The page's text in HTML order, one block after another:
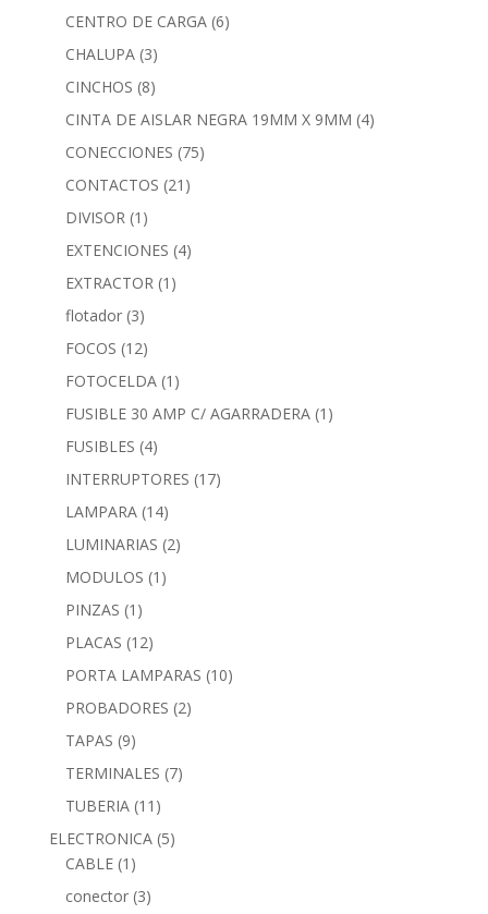
CENTRO DE CARGA (6)
CHALUPA (3)
CINCHOS (8)
CINTA DE AISLAR NEGRA 19MM X 9MM (4)
CONECCIONES (75)
CONTACTOS (21)
DIVISOR (1)
EXTENCIONES (4)
EXTRACTOR (1)
flotador (3)
FOCOS (12)
FOTOCELDA (1)
FUSIBLE 30 AMP C/ AGARRADERA (1)
FUSIBLES (4)
INTERRUPTORES (17)
LAMPARA (14)
LUMINARIAS (2)
MODULOS (1)
PINZAS (1)
PLACAS (12)
PORTA LAMPARAS (10)
PROBADORES (2)
TAPAS (9)
TERMINALES (7)
TUBERIA (11)
ELECTRONICA (5)
CABLE (1)
conector (3)